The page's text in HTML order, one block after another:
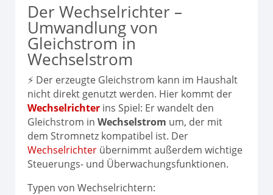
Der Wechselrichter –
Umwandlung von
Gleichstrom in
Wechselstrom
⚡ Der erzeugte Gleichstrom kann im Haushalt
nicht direkt genutzt werden. Hier kommt der
Wechselrichter ins Spiel: Er wandelt den
Gleichstrom in Wechselstrom um, der mit
dem Stromnetz kompatibel ist. Der
Wechselrichter übernimmt außerdem wichtige
Steuerungs- und Überwachungsfunktionen.
Typen von Wechselrichtern: